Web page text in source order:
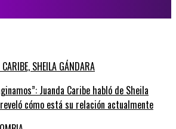
Juanda Caribe habló de Sheila
cómo está su relación actualmente